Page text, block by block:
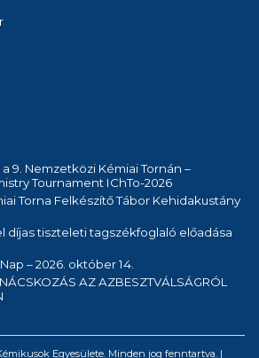
9. Nemzetközi Kémiai Tornán –
Tournament IChTo-2026
Torna Felkészítő Tábor Kehidakustány
díjas tiszteleti tagszékfoglaló előadása
– 2026. október 14.
AZ AZBESZTVÁLSÁGRÓL
Egyesülete. Minden jog fenntartva. |